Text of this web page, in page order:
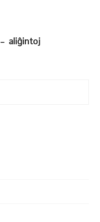
– aliĝintoj